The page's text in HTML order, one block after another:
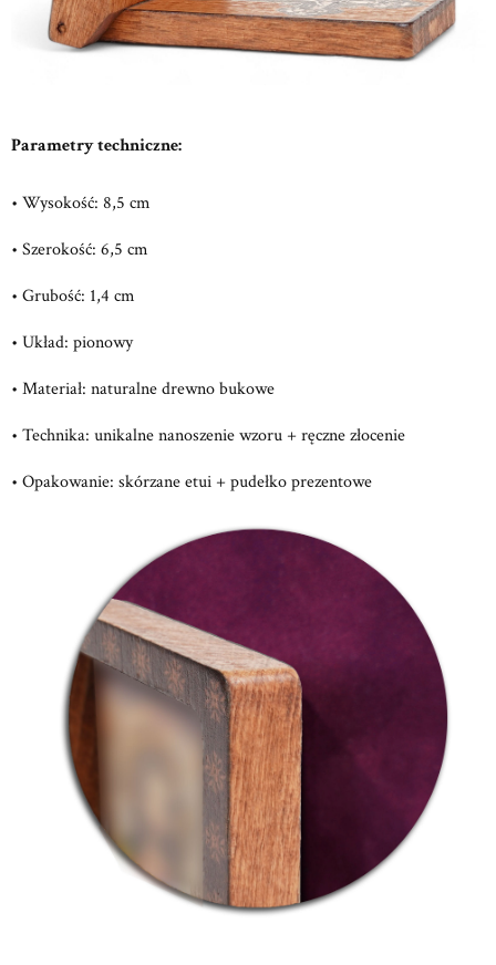
Parametry techniczne:
• Wysokość: 8,5 cm
• Szerokość: 6,5 cm
• Grubość: 1,4 cm
• Układ: pionowy
• Materiał: naturalne drewno bukowe
• Technika: unikalne nanoszenie wzoru + ręczne złocenie
• Opakowanie: skórzane etui + pudełko prezentowe